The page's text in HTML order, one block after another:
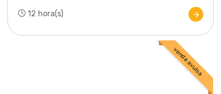
12 hora(s)
venda avulsa